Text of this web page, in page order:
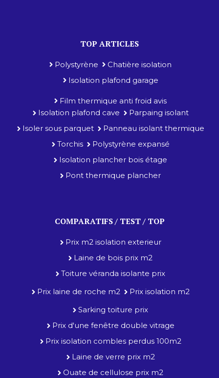
TOP ARTICLES
Polystyrène
Chatière isolation
Isolation plafond garage
Film thermique anti froid avis
Isolation plafond cave
Parpaing isolant
Isoler sous parquet
Panneau isolant thermique
Torchis
Polystyrène expansé
Isolation plancher bois étage
Pont thermique plancher
COMPARATIFS / TEST / TOP
Prix m2 isolation exterieur
Laine de bois prix m2
Toiture véranda isolante prix
Prix laine de roche m2
Prix isolation m2
Sarking toiture prix
Prix d'une fenêtre double vitrage
Prix isolation combles perdus 100m2
Laine de verre prix m2
Ouate de cellulose prix m2